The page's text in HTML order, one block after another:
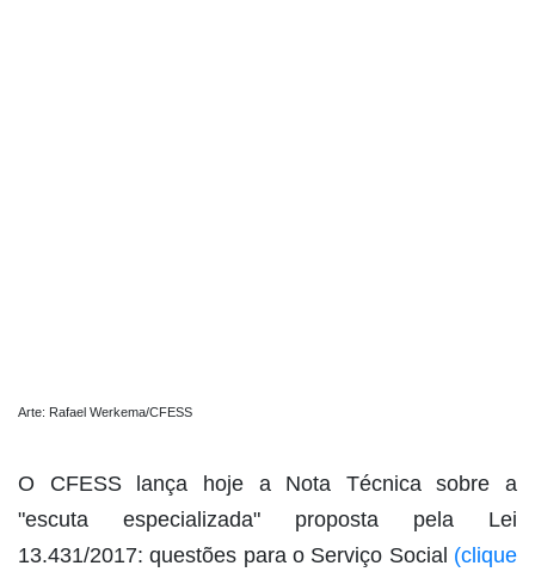
Arte: Rafael Werkema/CFESS
O CFESS lança hoje a Nota Técnica sobre a
"escuta especializada" proposta pela Lei
13.431/2017: questões para o Serviço Social (clique